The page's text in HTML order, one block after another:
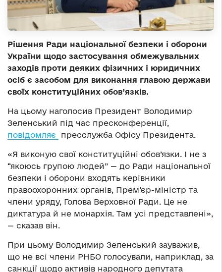
Рішення Ради національної безпеки і оборони
України щодо застосування обмежувальних
заходів проти деяких фізичних і юридичних
осіб є засобом для виконання главою держави
своїх конституційних обов’язків.
На цьому наголосив Президент Володимир
Зеленський під час пресконференції,
повідомляє
пресслужба Офісу Президента.
«Я виконую свої конституційні обов’язки. І не з
“якоюсь групою людей” — до Ради національної
безпеки і оборони входять керівники
правоохоронних органів, Прем’єр-міністр та
члени уряду, Голова Верховної Ради. Це не
диктатура й не монархія. Там усі представлені»,
— сказав він.
При цьому Володимир Зеленський зауважив,
що не всі члени РНБО голосували, наприклад, за
санкції щодо активів народного депутата